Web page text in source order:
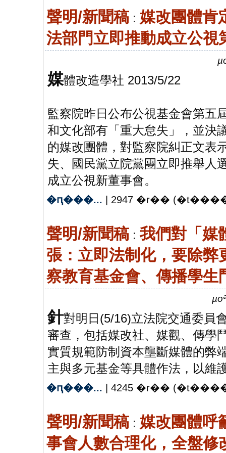
聲明/新聞稿 : 媒改團體肯
法部門立即推動成立公視
媒體改造學社 2013/5/22
監察院昨日公布公視基金會第五
和文化部有「重大怠失」，並決
的媒改團體，對監察院糾正文表
失、國民黨立院黨團立即推舉人
成立公視新董事會。
�ԥ���... | 2947 �r��
聲明/新聞稿 : 我們對「媒
張：立即法制化，要除弊
察教育基金會、傳播學生
針對明日(5/16)立法院交通委員
審查，包括媒改社、媒觀、傳學
實質規範防制資本壟斷媒體的弊
主與多元基金等具體作法，以維
�ԥ���... | 4245 �r��
聲明/新聞稿 : 媒改團體呼
事會人數合理化，全盤修